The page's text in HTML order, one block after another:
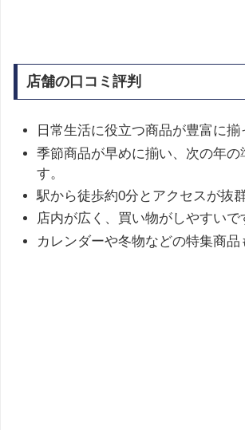
店舗の口コミ評判
日常生活に役立つ商品が豊富に揃
季節商品が早めに揃い、次の年の
す。
駅から徒歩約0分とアクセスが抜群
店内が広く、買い物がしやすいで
カレンダーや冬物などの特集商品